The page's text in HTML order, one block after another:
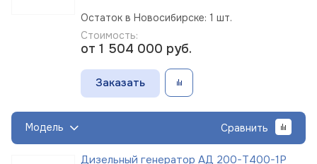
Остаток в Новосибирске: 1 шт.
Стоимость:
от 1 504 000 руб.
Заказать
Модель Сравнить
Дизельный генератор АД 200-Т400-1Р